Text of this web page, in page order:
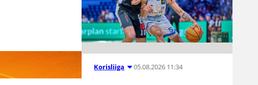
Korisliiga 05.08.2026 11:34